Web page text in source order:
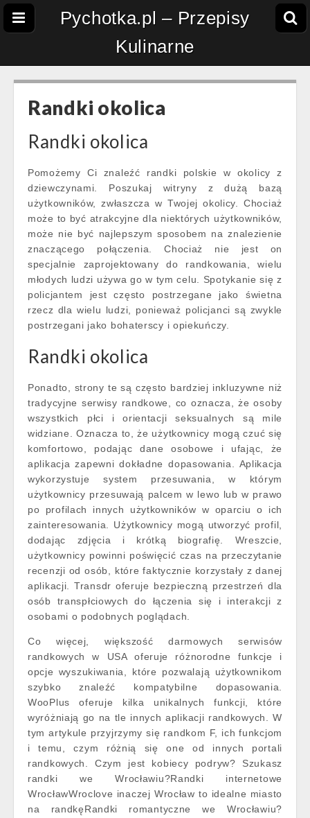
Pychotka.pl – Przepisy
Kulinarne
Randki okolica
Randki okolica
Pomożemy Ci znaleźć randki polskie w okolicy z
dziewczynami. Poszukaj witryny z dużą bazą
użytkowników, zwłaszcza w Twojej okolicy. Chociaż
może to być atrakcyjne dla niektórych użytkowników,
może nie być najlepszym sposobem na znalezienie
znaczącego połączenia. Chociaż nie jest on
specjalnie zaprojektowany do randkowania, wielu
młodych ludzi używa go w tym celu. Spotykanie się z
policjantem jest często postrzegane jako świetna
rzecz dla wielu ludzi, ponieważ policjanci są zwykle
postrzegani jako bohaterscy i opiekuńczy.
Randki okolica
Ponadto, strony te są często bardziej inkluzywne niż
tradycyjne serwisy randkowe, co oznacza, że osoby
wszystkich płci i orientacji seksualnych są mile
widziane. Oznacza to, że użytkownicy mogą czuć się
komfortowo, podając dane osobowe i ufając, że
aplikacja zapewni dokładne dopasowania. Aplikacja
wykorzystuje system przesuwania, w którym
użytkownicy przesuwają palcem w lewo lub w prawo
po profilach innych użytkowników w oparciu o ich
zainteresowania. Użytkownicy mogą utworzyć profil,
dodając zdjęcia i krótką biografię. Wreszcie,
użytkownicy powinni poświęcić czas na przeczytanie
recenzji od osób, które faktycznie korzystały z danej
aplikacji. Transdr oferuje bezpieczną przestrzeń dla
osób transpłciowych do łączenia się i interakcji z
osobami o podobnych poglądach.
Co więcej, większość darmowych serwisów
randkowych w USA oferuje różnorodne funkcje i
opcje wyszukiwania, które pozwalają użytkownikom
szybko znaleźć kompatybilne dopasowania.
WooPlus oferuje kilka unikalnych funkcji, które
wyróżniają go na tle innych aplikacji randkowych. W
tym artykule przyjrzymy się randkom F, ich funkcjom
i temu, czym różnią się one od innych portali
randkowych. Czym jest kobiecy podryw? Szukasz
randki we Wrocławiu?Randki internetowe
WrocławWroclove inaczej Wrocław to idealne miasto
na randkęRandki romantyczne we Wrocławiu?